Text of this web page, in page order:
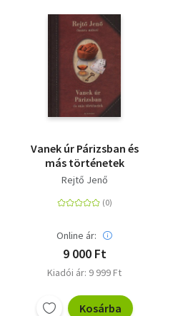
Vanek úr Párizsban és
más történetek
Rejtő Jenő
Online ár:
9 000 Ft
Kiadói ár: 9 999 Ft
Kosárba